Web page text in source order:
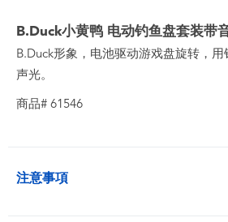
B.Duck小黄鸭 电动钓鱼盘套装带
B.Duck形象，电池驱动游戏盘旋转，
声光。
商品# 61546
注意事項